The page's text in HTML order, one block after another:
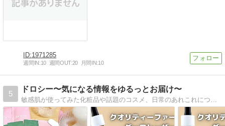
1971285
週間IN:10 週間OUT:20 月間IN:10
5
ドロシー〜気になる情報をゆるっとお届け〜
敏感肌が使ってみた化粧品や話題のコスメ、日常のあれこれについてまとめています。